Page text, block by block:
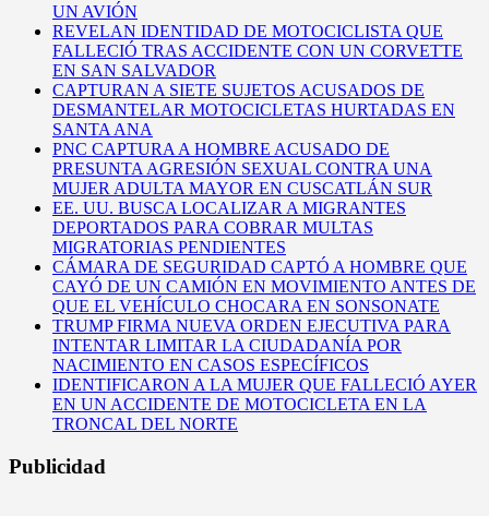
UN AVIÓN
REVELAN IDENTIDAD DE MOTOCICLISTA QUE
FALLECIÓ TRAS ACCIDENTE CON UN CORVETTE
EN SAN SALVADOR
CAPTURAN A SIETE SUJETOS ACUSADOS DE
DESMANTELAR MOTOCICLETAS HURTADAS EN
SANTA ANA
PNC CAPTURA A HOMBRE ACUSADO DE
PRESUNTA AGRESIÓN SEXUAL CONTRA UNA
MUJER ADULTA MAYOR EN CUSCATLÁN SUR
EE. UU. BUSCA LOCALIZAR A MIGRANTES
DEPORTADOS PARA COBRAR MULTAS
MIGRATORIAS PENDIENTES
CÁMARA DE SEGURIDAD CAPTÓ A HOMBRE QUE
CAYÓ DE UN CAMIÓN EN MOVIMIENTO ANTES DE
QUE EL VEHÍCULO CHOCARA EN SONSONATE
TRUMP FIRMA NUEVA ORDEN EJECUTIVA PARA
INTENTAR LIMITAR LA CIUDADANÍA POR
NACIMIENTO EN CASOS ESPECÍFICOS
IDENTIFICARON A LA MUJER QUE FALLECIÓ AYER
EN UN ACCIDENTE DE MOTOCICLETA EN LA
TRONCAL DEL NORTE
Publicidad